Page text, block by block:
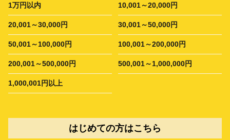
1万円以内 10,001～20,000円
20,001～30,000円 30,001～50,000円
50,001～100,000円 100,001～200,000円
200,001～500,000円 500,001～1,000,000円
1,000,001円以上
はじめての方はこちら